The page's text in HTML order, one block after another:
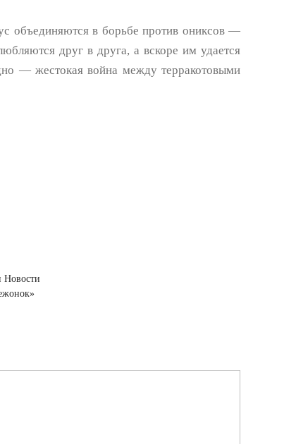
объединяются в борьбе против ониксов —
друг в друга, а вскоре им удается
— жестокая война между терракотовыми
Новости